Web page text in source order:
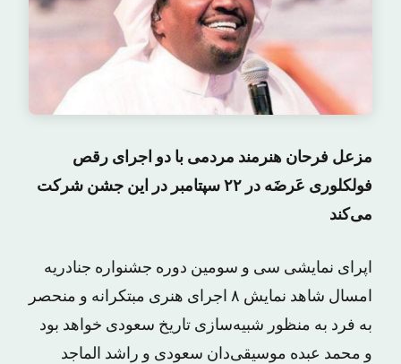
مزعل فرحان هنرمند مردمی با دو اجرای رقص
فولکلوری عَرضَه در ۲۲ سپتامبر در این جشن شرکت
می‌کند
اپرای نمایشی سی و سومین دوره جشنواره جنادریه
امسال شاهد نمایش ۸ اجرای هنری مبتکرانه و منحصر
به فرد به منظور شبیه‌سازی تاریخ سعودی خواهد بود
و محمد عبده موسیقی‌دان سعودی و راشد الماجد